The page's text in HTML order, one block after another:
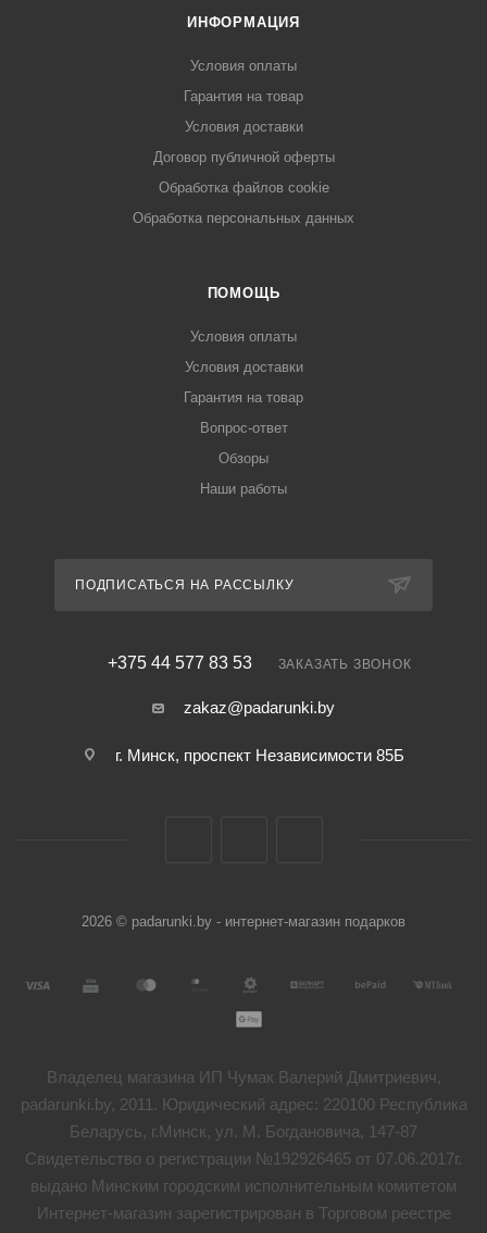
ИНФОРМАЦИЯ
Условия оплаты
Гарантия на товар
Условия доставки
Договор публичной оферты
Обработка файлов cookie
Обработка персональных данных
ПОМОЩЬ
Условия оплаты
Условия доставки
Гарантия на товар
Вопрос-ответ
Обзоры
Наши работы
ПОДПИСАТЬСЯ НА РАССЫЛКУ
+375 44 577 83 53 ЗАКАЗАТЬ ЗВОНОК
zakaz@padarunki.by
г. Минск, проспект Независимости 85Б
2026 © padarunki.by - интернет-магазин подарков
Владелец магазина ИП Чумак Валерий Дмитриевич,
padarunki.by, 2011. Юридический адрес: 220100 Республика
Беларусь, г.Минск, ул. М. Богдановича, 147-87
Свидетельство о регистрации №192926465 от 07.06.2017г.
выдано Минским городским исполнительным комитетом
Интернет-магазин зарегистрирован в Торговом реестре